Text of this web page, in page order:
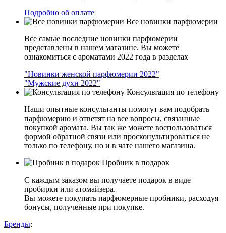
Подробно об оплате
Все новинки парфюмерии
Все самые последние новинки парфюмерии
представлены в нашем магазине. Вы можете
ознакомиться с ароматами 2022 года в разделах
"Новинки женской парфюмерии 2022"
"Мужские духи 2022"
Консультация по телефону
Наши опытные консультанты помогут вам подобрать
парфюмерию и ответят на все вопросы, связанные
покупкой аромата. Вы так же можете воспользоваться
формой обратной связи или просконультироваться не
только по телефону, но и в чате нашего магазина.
Пробник в подарок
С каждым заказом вы получаете подарок в виде
пробирки или атомайзера.
Вы можете покупать парфюмерные пробники, расходуя
бонусы, полученные при покупке.
Бренды: